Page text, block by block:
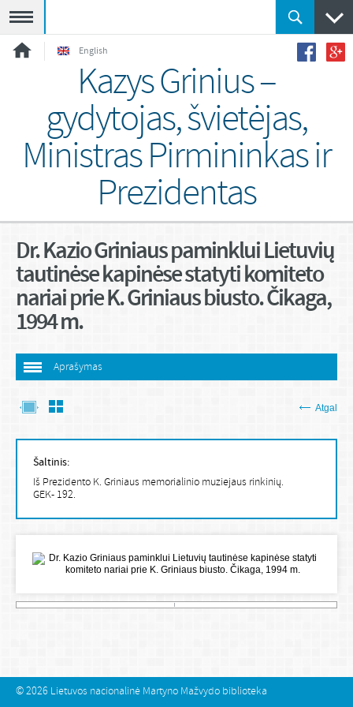
English
Kazys Grinius –
gydytojas, švietėjas,
Ministras Pirmininkas ir
Prezidentas
Dr. Kazio Griniaus paminklui Lietuvių
tautinėse kapinėse statyti komiteto
nariai prie K. Griniaus biusto. Čikaga,
1994 m.
Aprašymas
Atgal
Šaltinis:
Iš Prezidento K. Griniaus memorialinio muziejaus rinkinių.
GEK- 192.
© 2026 Lietuvos nacionalinė Martyno Mažvydo biblioteka